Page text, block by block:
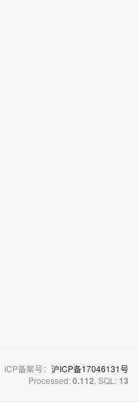
ICP备案号： 沪ICP备17046131号
Processed:0.112, SQL: 13